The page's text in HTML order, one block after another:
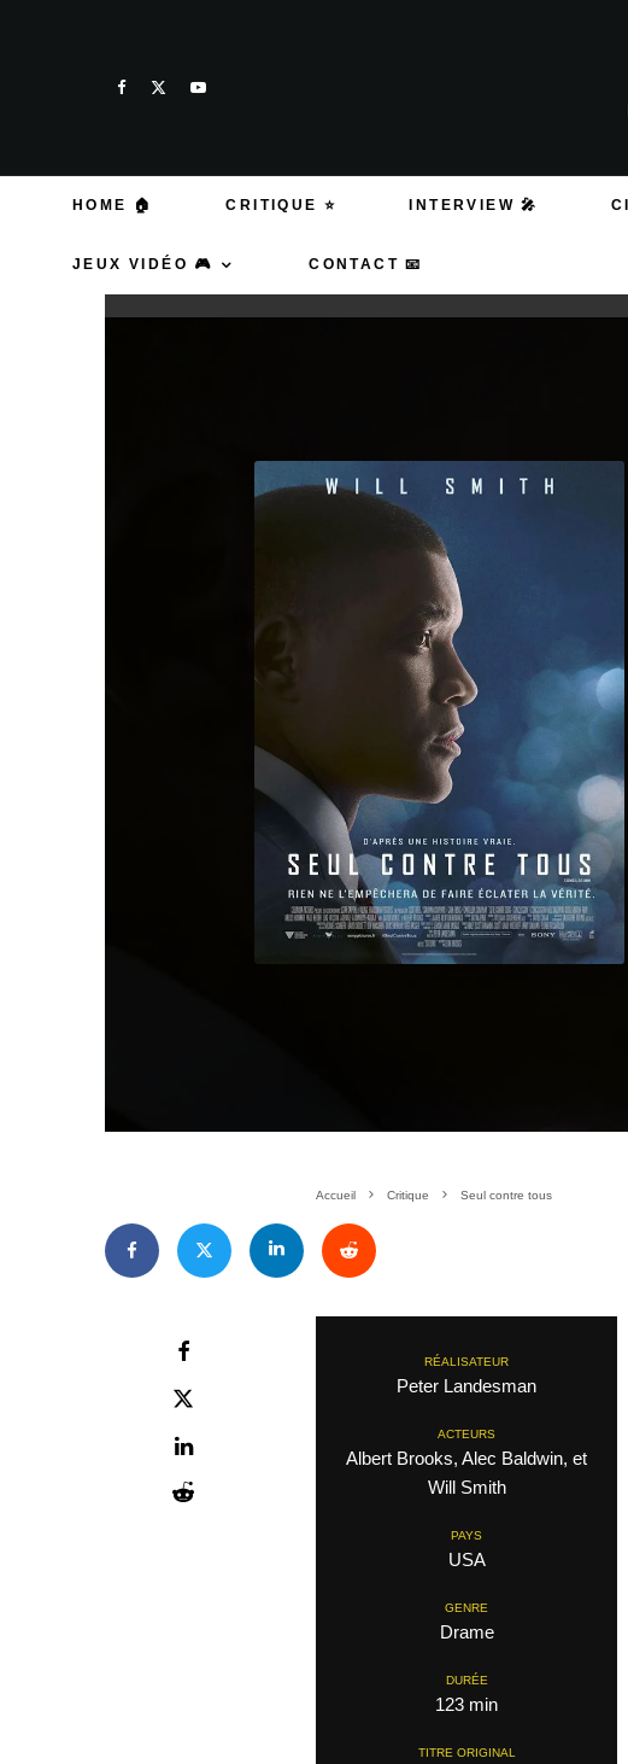
HOME 🏠 CRITIQUE ⭐ INTERVIEW 🎤
JEUX VIDÉO 🎮 CONTACT 📧
Accueil Critique Seul contre tous
RÉALISATEUR
Peter Landesman
ACTEURS
Albert Brooks, Alec Baldwin, et
Will Smith
PAYS
USA
GENRE
Drame
DURÉE
123 min
TITRE ORIGINAL